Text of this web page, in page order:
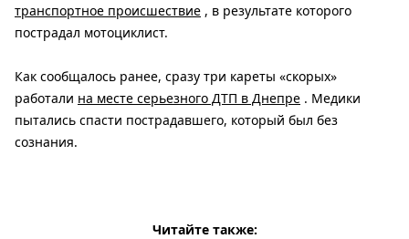
транспортное происшествие , в результате которого
пострадал мотоциклист.
Как сообщалось ранее, сразу три кареты «скорых»
работали на месте серьезного ДТП в Днепре . Медики
пытались спасти пострадавшего, который был без
сознания.
Читайте также: